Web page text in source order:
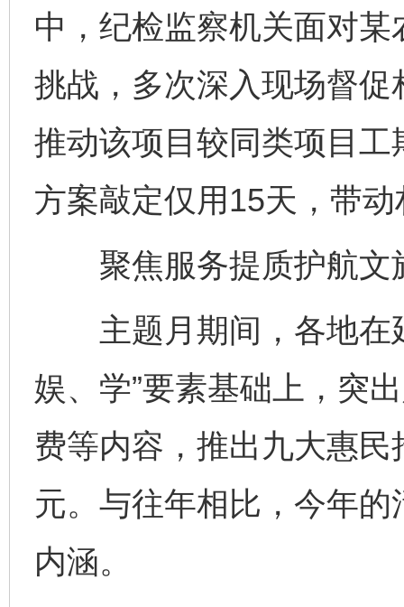
中，纪检监察机关面对
挑战，多次深入现场督
推动该项目较同类项目
方案敲定仅用15天，带
聚焦服务提质护航文
主题月期间，各地在
娱、学”要素基础上，突
费等内容，推出九大惠
元。与往年相比，今年
内涵。